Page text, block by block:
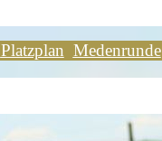
Platzplan Medenrunde